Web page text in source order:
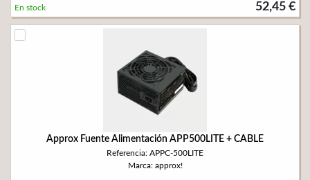
52,45 €
En stock
Approx Fuente Alimentación APP500LITE + CABLE
Referencia: APPC-500LITE
Marca: approx!